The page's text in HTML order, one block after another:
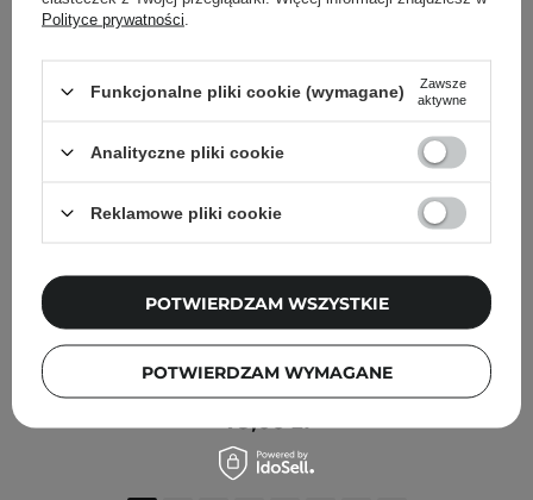
HHUUMM - Sól do Kąpieli - Gold Wanilia i Drzewo
Sandałowe - 500ml
79,00 zł
Polityce prywatności
Funkcjonalne pliki cookie (wymagane)
Zawsze
aktywne
Analityczne pliki cookie
Reklamowe pliki cookie
POTWIERDZAM WYMAGANE
POTWIERDZAM WSZYSTKIE